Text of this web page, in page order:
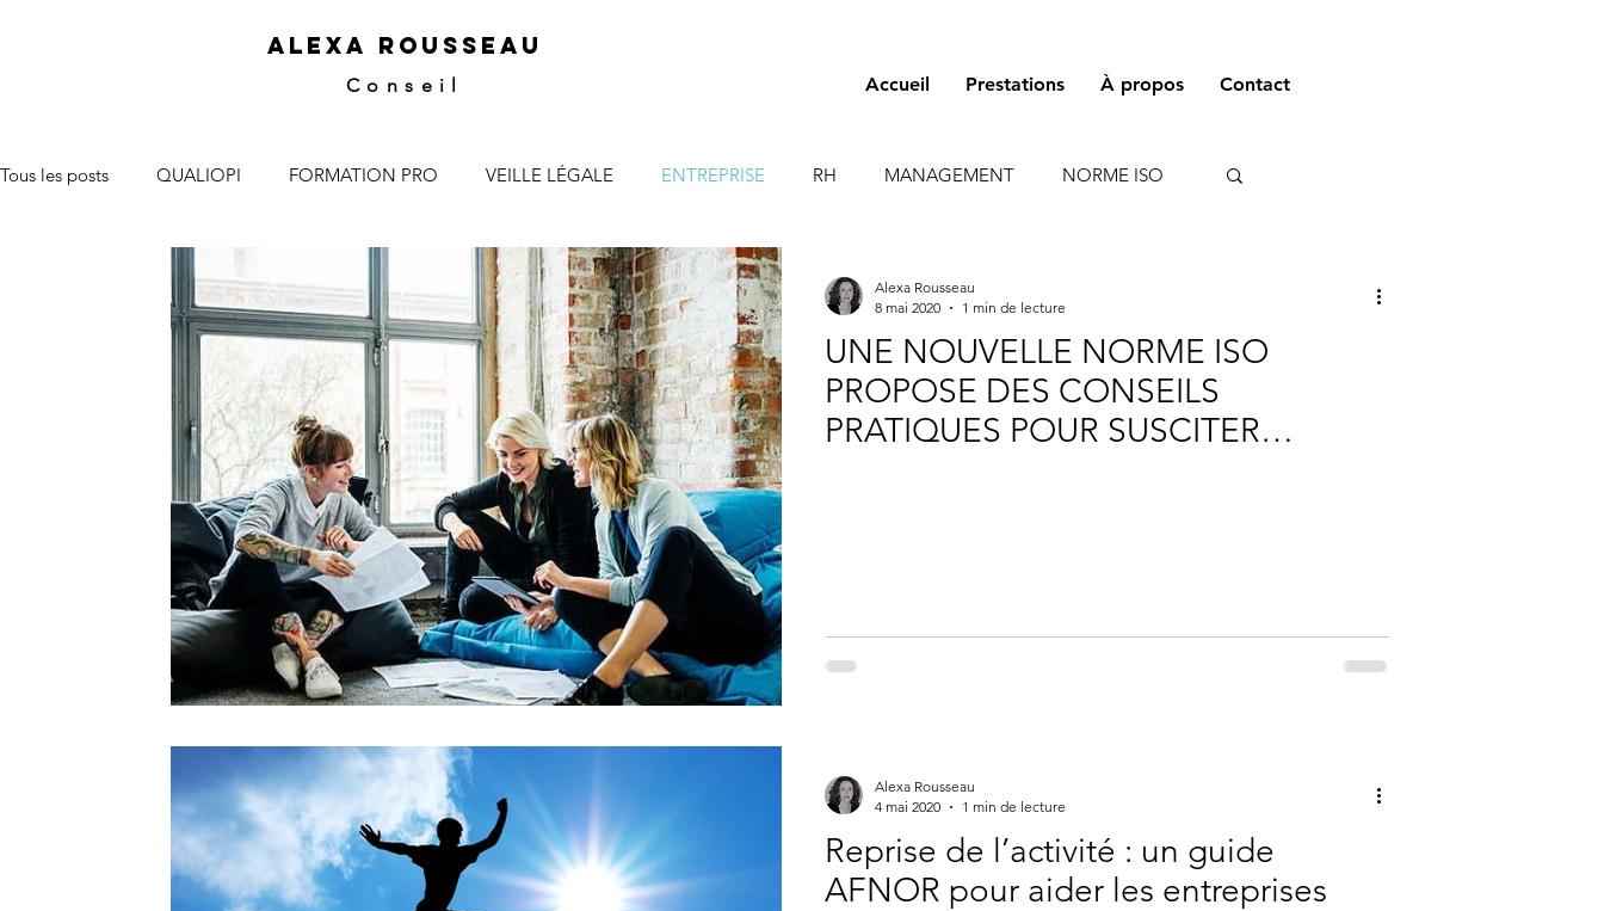
ALEXA ROUSSEAU
Conseil Accueil Prestations À propos Contact
Tous les posts QUALIOPI FORMATION PRO VEILLE LÉGALE ENTREPRISE RH MANAGEMENT NORME ISO
UNE NOUVELLE NORME ISO
PROPOSE DES CONSEILS
PRATIQUES POUR SUSCITER
Alexa Rousseau
8 mai 2020
1 min de lecture
Reprise de l’activité : un guide
AFNOR pour aider les entreprises
Alexa Rousseau
4 mai 2020
1 min de lecture